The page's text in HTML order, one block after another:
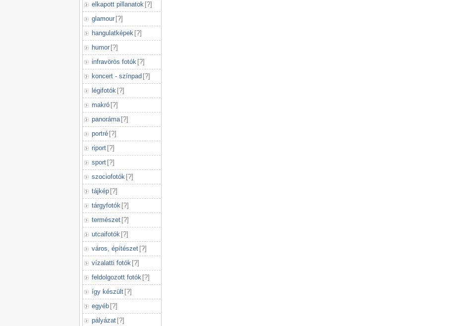
elkapott pillanatok [?]
glamour [?]
hangulatképek [?]
humor [?]
infravörös fotók [?]
koncert - színpad [?]
légifotók [?]
makró [?]
panoráma [?]
portré [?]
riport [?]
sport [?]
szociofotók [?]
tájkép [?]
tárgyfotók [?]
természet [?]
utcaifotók [?]
város, építészet [?]
vízalatti fotók [?]
feldolgozott fotók [?]
így készült [?]
egyéb [?]
pályázat [?]